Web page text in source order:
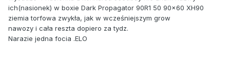
ich(nasionek) w boxie Dark Propagator 90R1 50 90x60 XH90
ziemia torfowa zwykła, jak w wcześniejszym grow
nawozy i cała reszta dopiero za tydz.
Narazie jedna focia .ELO